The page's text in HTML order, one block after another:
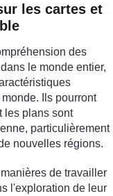
les cartes et
des
le monde entier,
Ils pourront
les plans sont
particulièrement
nouvelles régions.
de travailler
l'exploration de leur